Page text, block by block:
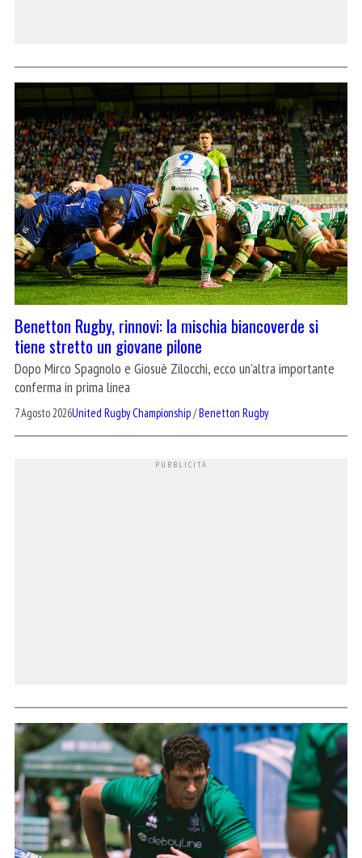
Benetton Rugby, rinnovi: la mischia biancoverde si
tiene stretto un giovane pilone
Dopo Mirco Spagnolo e Giosuè Zilocchi, ecco un'altra importante
conferma in prima linea
7 Agosto 2026United Rugby Championship/Benetton Rugby